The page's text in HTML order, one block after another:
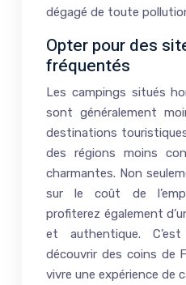
dégagé de toute
Opter pour des
fréquentés
Les campings situés
sont généralement
destinations
des régions moins
charmantes. Non
sur le coût de
profiterez également
et authentique.
découvrir des coins de
vivre une expérience de